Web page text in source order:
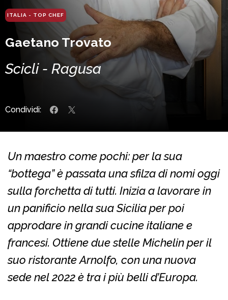
ITALIA - TOP CHEF
Gaetano Trovato
Scicli - Ragusa
Condividi:
Un maestro come pochi: per la sua
“bottega” è passata una sfilza di nomi oggi
sulla forchetta di tutti. Inizia a lavorare in
un panificio nella sua Sicilia per poi
approdare in grandi cucine italiane e
francesi. Ottiene due stelle Michelin per il
suo ristorante Arnolfo, con una nuova
sede nel 2022 è tra i più belli d’Europa.